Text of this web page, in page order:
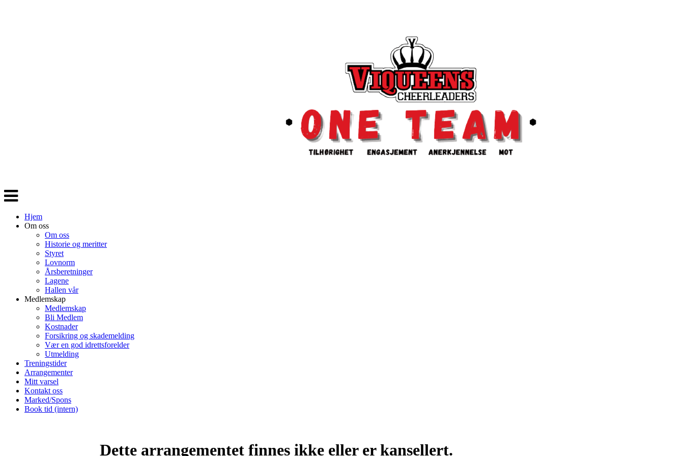
Veksle
navigasjon
Hjem
Om oss
Om oss
Historie og meritter
Styret
Lovnorm
Årsberetninger
Lagene
Hallen vår
Medlemskap
Medlemskap
Bli Medlem
Kostnader
Forsikring og skademelding
Vær en god idrettsforelder
Utmelding
Treningstider
Arrangementer
Mitt varsel
Kontakt oss
Marked/Spons
Book tid (intern)
Dette arrangementet finnes ikke eller er kansellert.